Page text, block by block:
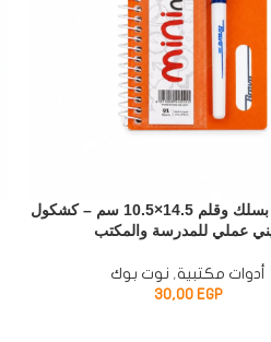
نوت صغيرة بسلك وقلم 14.5×10.5 سم – كشكول
عملي للمدرسة والمكتب
أدوات مكتبية, نوت بوك
30,00 EGP